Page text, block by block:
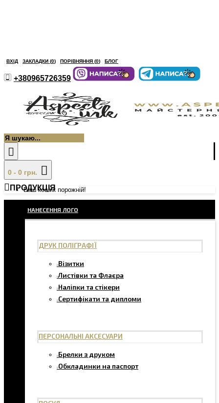
ВХІД ЗАКЛАДКИ (0) ПОРІВНЯННЯ (0) БЛОГ
+380965726359
0 - 0 грн.
Ваш кошик порожній!
ПРОДУКЦІЯ
НАНЕСЕННЯ ЛОГО
ДРУК ПОЛІГРАФІЇ
Візитки
Листівки та Флаєра
Наліпки та стікери
Сертифікати та дипломи
ПЕРСОНАЛЬНІ АКСЕСУАРИ
Брелки з друком
Обкладинки на паспорт